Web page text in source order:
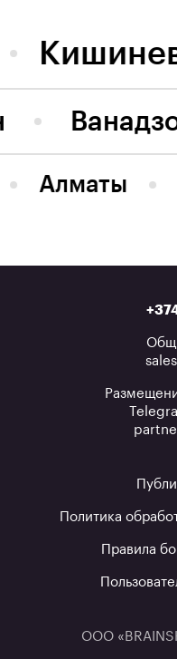
Алматы
Политика
Правила
ООО